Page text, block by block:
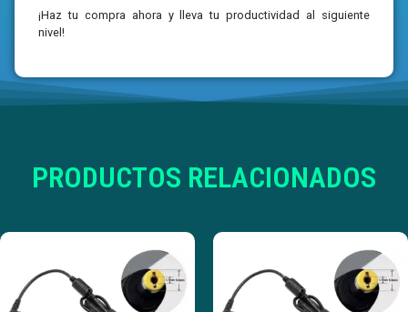
¡Haz tu compra ahora y lleva tu productividad al siguiente
nivel!
PRODUCTOS RELACIONADOS